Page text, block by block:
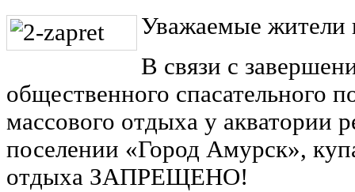
Уважаемые жители
В связи с
общественного спасательного
массового отдыха у акватории
поселении «Город Амурск»,
отдыха ЗАПРЕЩЕНО!